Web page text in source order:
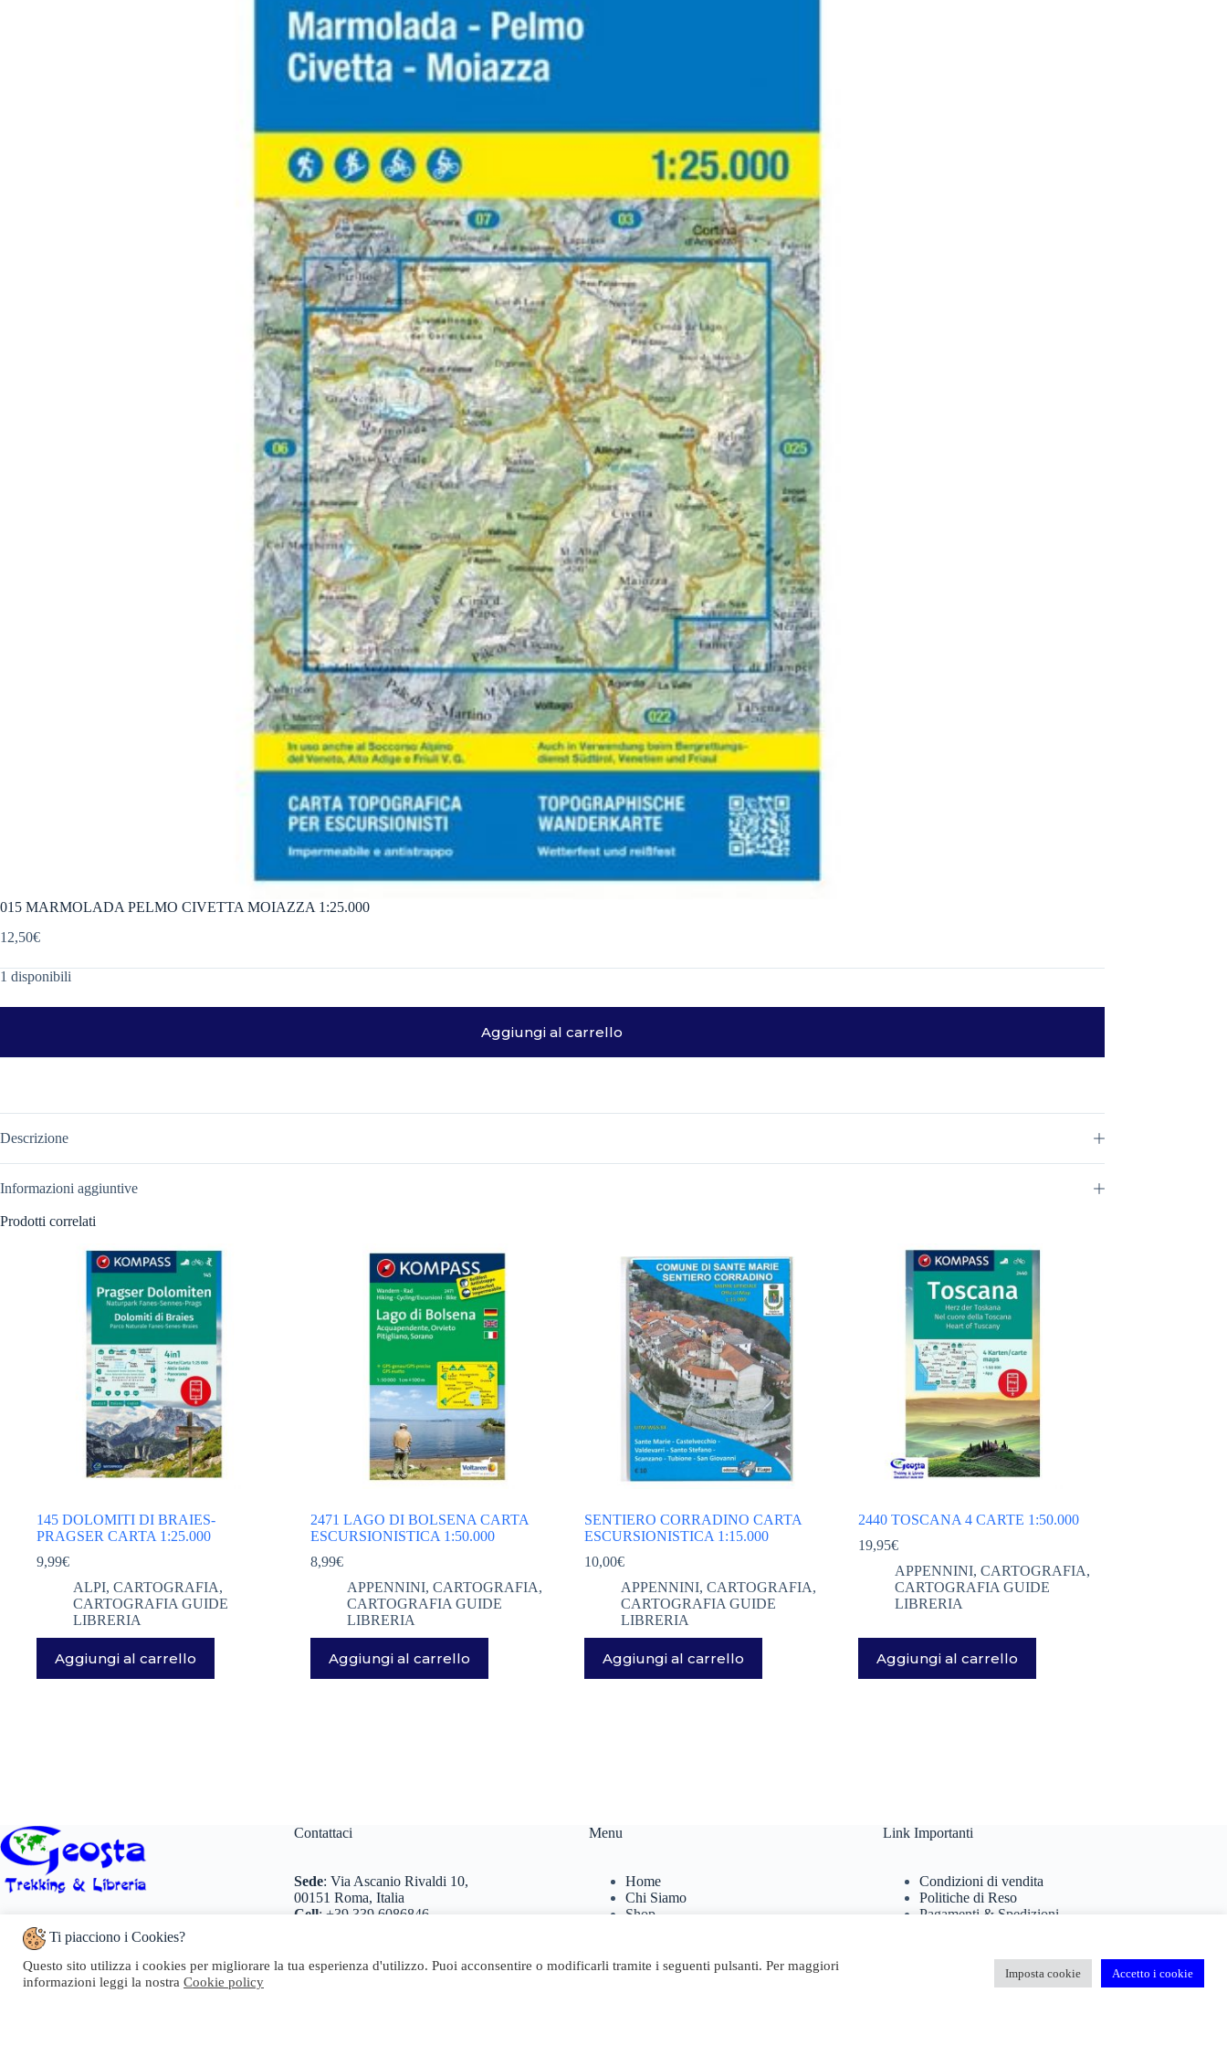
015 MARMOLADA PELMO CIVETTA MOIAZZA 1:25.000
12,50€
1 disponibili
Aggiungi al carrello
Descrizione
Informazioni aggiuntive
Prodotti correlati
145 DOLOMITI DI BRAIES-
PRAGSER CARTA 1:25.000
9,99€
ALPI, CARTOGRAFIA,
CARTOGRAFIA GUIDE
LIBRERIA
Aggiungi al carrello
2471 LAGO DI BOLSENA CARTA
ESCURSIONISTICA 1:50.000
8,99€
APPENNINI, CARTOGRAFIA,
CARTOGRAFIA GUIDE
LIBRERIA
Aggiungi al carrello
SENTIERO CORRADINO CARTA
ESCURSIONISTICA 1:15.000
10,00€
APPENNINI, CARTOGRAFIA,
CARTOGRAFIA GUIDE
LIBRERIA
Aggiungi al carrello
2440 TOSCANA 4 CARTE 1:50.000
19,95€
APPENNINI, CARTOGRAFIA,
CARTOGRAFIA GUIDE
LIBRERIA
Aggiungi al carrello
Codice fiscale e n.iscr. al Registro Imprese:
LNGRTI74D69H501Q
Partita IVA: 07096371005
Contattaci
Sede:Via Ascanio Rivaldi 10,
00151 Roma, Italia
Cell:+39 339 6086846
Email:info@geosta.it
Menu
Home
Chi Siamo
Shop
Link Importanti
Condizioni di vendita
Politiche di Reso
Pagamenti & Spedizioni
Cookie Policy
Domande Frequenti
Ti piacciono i Cookies?
Questo sito utilizza i cookies per migliorare la tua esperienza d'utilizzo. Puoi acconsentire o modificarli tramite i seguenti pulsanti. Per maggiori
informazioni leggi la nostra Cookie policy
Imposta cookie Accetto i cookie